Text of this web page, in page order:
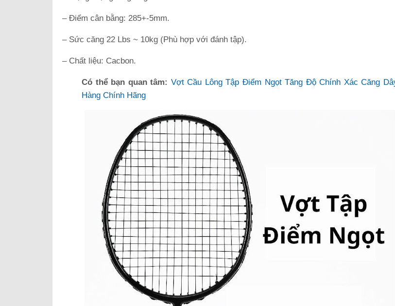
– Điểm cân bằng: 285+-5mm.
– Sức căng 22 Lbs ~ 10kg (Phù hợp với đánh tập).
– Chất liệu: Cacbon.
Có thể bạn quan tâm: Vợt Cầu Lông Tập Điểm Ngọt Tăng Độ Chính Xác Căng
Hàng Chính Hãng